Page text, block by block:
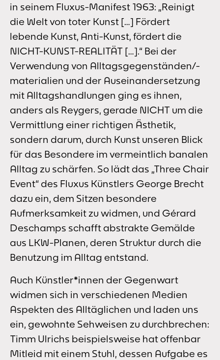
in seinem Fluxus-Manifest 1963: „Reinigt
die Welt von toter Kunst […] Fördert
lebende Kunst, Anti-Kunst, fördert die
NICHT-KUNST-REALITÄT […].“ Bei der
Verwendung von Alltagsgegenständen/-
materialien und der Auseinandersetzung
mit Alltagshandlungen ging es ihnen,
anders als Reygers, gerade NICHT um die
Vermittlung einer richtigen Ästhetik,
sondern darum, durch Kunst unseren Blick
für das Besondere im vermeintlich banalen
Alltag zu schärfen. So lädt das „Three Chair
Event“ des Fluxus Künstlers George Brecht
dazu ein, dem Sitzen besondere
Aufmerksamkeit zu widmen, und Gérard
Deschamps schafft abstrakte Gemälde
aus LKW-Planen, deren Struktur durch die
Benutzung im Alltag entstand.
Auch Künstler*innen der Gegenwart
widmen sich in verschiedenen Medien
Aspekten des Alltäglichen und laden uns
ein, gewohnte Sehweisen zu durchbrechen:
Timm Ulrichs beispielsweise hat offenbar
Mitleid mit einem Stuhl, dessen Aufgabe es